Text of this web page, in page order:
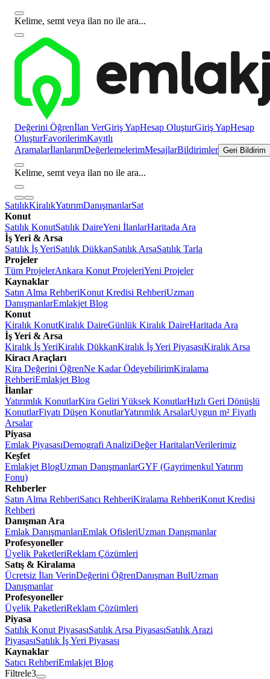
Kelime, semt veya ilan no ile ara...
Değerini Öğrenİlan VerGiriş YapHesap OluşturGiriş YapHesap
OluşturFavorilerimKayıtlı
AramalarİlanlarımDeğerlemelerimMesajlarBildirimler Geri Bildirim
Kelime, semt veya ilan no ile ara...
SatılıkKiralıkYatırımDanışmanlarSat
Konut
Satılık KonutSatılık DaireYeni İlanlarHaritada Ara
İş Yeri & Arsa
Satılık İş YeriSatılık DükkanSatılık ArsaSatılık Tarla
Projeler
Tüm ProjelerAnkara Konut ProjeleriYeni Projeler
Kaynaklar
Satın Alma RehberiKonut Kredisi RehberiUzman
DanışmanlarEmlakjet Blog
Konut
Kiralık KonutKiralık DaireGünlük Kiralık DaireHaritada Ara
İş Yeri & Arsa
Kiralık İş YeriKiralık DükkanKiralık İş Yeri PiyasasıKiralık Arsa
Kiracı Araçları
Kira Değerini ÖğrenNe Kadar ÖdeyebilirimKiralama
RehberiEmlakjet Blog
İlanlar
Yatırımlık KonutlarKira Geliri Yüksek KonutlarHızlı Geri Dönüşlü
KonutlarFiyatı Düşen KonutlarYatırımlık ArsalarUygun m² Fiyatlı
Arsalar
Piyasa
Emlak PiyasasıDemografi AnaliziDeğer HaritalarıVerilerimiz
Keşfet
Emlakjet BlogUzman DanışmanlarGYF (Gayrimenkul Yatırım
Fonu)
Rehberler
Satın Alma RehberiSatıcı RehberiKiralama RehberiKonut Kredisi
Rehberi
Danışman Ara
Emlak DanışmanlarıEmlak OfisleriUzman Danışmanlar
Profesyoneller
Üyelik PaketleriReklam Çözümleri
Satış & Kiralama
Ücretsiz İlan VerinDeğerini ÖğrenDanışman BulUzman
Danışmanlar
Profesyoneller
Üyelik PaketleriReklam Çözümleri
Piyasa
Satılık Konut PiyasasıSatılık Arsa PiyasasıSatılık Arazi
PiyasasıSatılık İş Yeri Piyasası
Kaynaklar
Satıcı RehberiEmlakjet Blog
Filtrele3